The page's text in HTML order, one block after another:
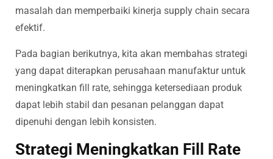
masalah dan memperbaiki kinerja supply chain secara
efektif.
Pada bagian berikutnya, kita akan membahas strategi
yang dapat diterapkan perusahaan manufaktur untuk
meningkatkan fill rate, sehingga ketersediaan produk
dapat lebih stabil dan pesanan pelanggan dapat
dipenuhi dengan lebih konsisten.
Strategi Meningkatkan Fill Rate